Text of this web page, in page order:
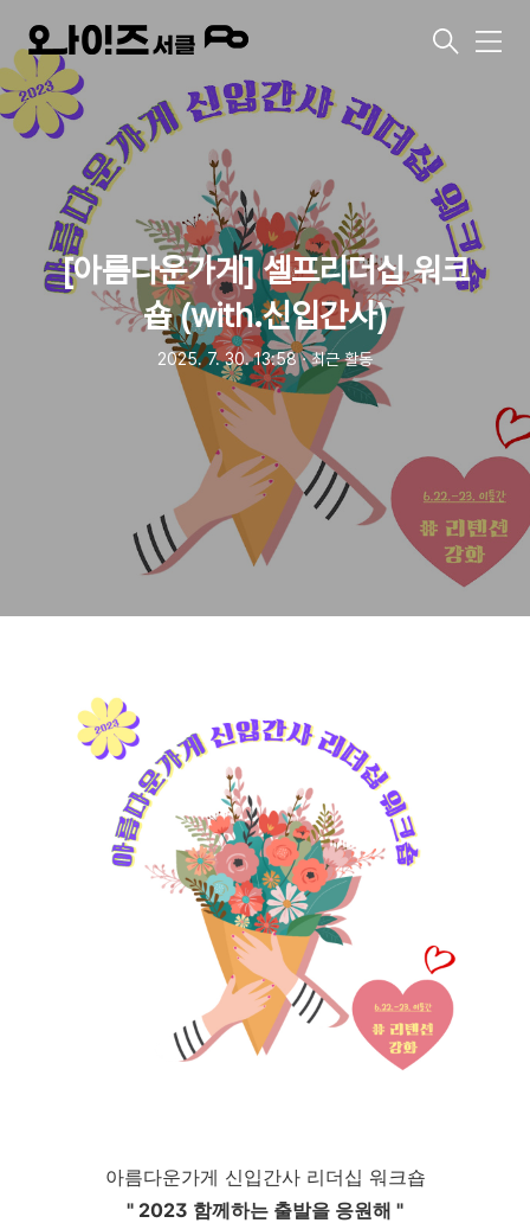
메
[아름다운가게] 셀프리더십 워크
숍 (with.신입간사)
2025. 7. 30. 13:58ㆍ최근 활동
아름다운가게 신입간사 리더십 워크숍
" 2023 함께하는 출발을 응원해 "